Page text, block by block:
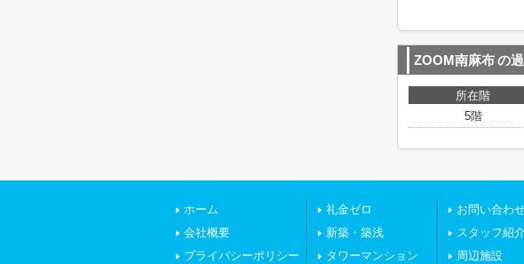
ZOOM南麻布の
所在階
5階
ホーム
会社概要
プライバシーポリシー
礼金ゼロ
新築・築浅
タワーマンション
お問い合わ
スタッフ紹
周辺施設